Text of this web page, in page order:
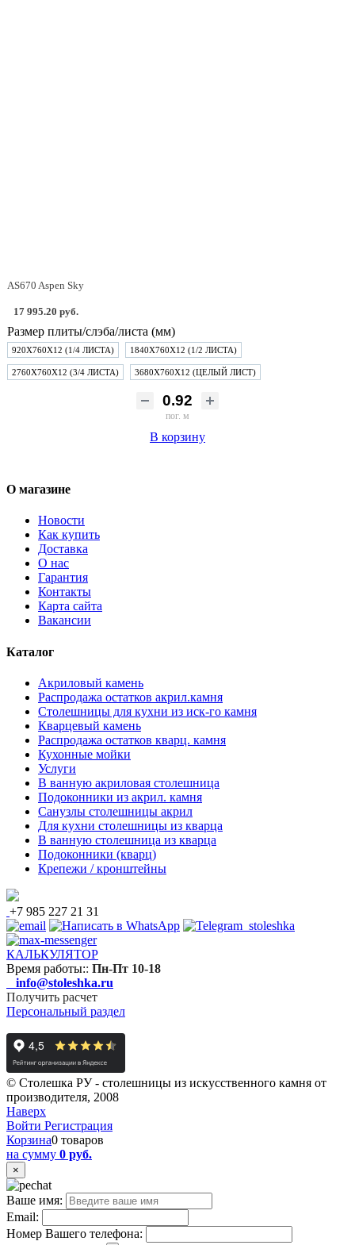
AS670 Aspen Sky
17 995.20 руб.
Размер плиты/слэба/листа (мм)
920Х760Х12 (1/4 ЛИСТА) 1840Х760Х12 (1/2 ЛИСТА)
2760Х760Х12 (3/4 ЛИСТА) 3680Х760Х12 (ЦЕЛЫЙ ЛИСТ)
пог. м
В корзину
О магазине
Новости
Как купить
Доставка
О нас
Гарантия
Контакты
Карта сайта
Вакансии
Каталог
Акриловый камень
Распродажа остатков акрил.камня
Столешницы для кухни из иск-го камня
Кварцевый камень
Распродажа остатков кварц. камня
Кухонные мойки
Услуги
В ванную акриловая столешница
Подоконники из акрил. камня
Санузлы столешницы акрил
Для кухни столешницы из кварца
В ванную столешница из кварца
Подоконники (кварц)
Крепежи / кронштейны
+7 985 227 21 31
КАЛЬКУЛЯТОР
Время работы:: Пн-Пт 10-18
info@stoleshka.ru
Получить расчет
Персональный раздел
© Столешка РУ - столешницы из искусственного камня от
производителя, 2008
Наверх
Войти Регистрация
Корзина0 товаров
на сумму 0 руб.
×
Ваше имя:
Email:
Номер Вашего телефона: